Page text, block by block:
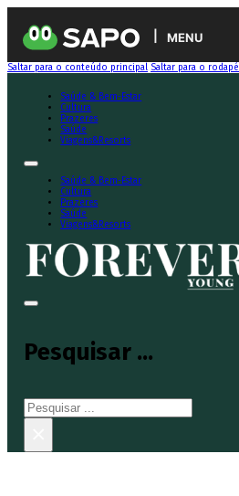
MENU
Saltar para o conteúdo principal Saltar para o rodapé
Saúde & Bem-Estar
Cultura
Prazeres
Saúde
Viagens&Resorts
Saúde & Bem-Estar
Cultura
Prazeres
Saúde
Viagens&Resorts
Pesquisar ...
Pesquisar